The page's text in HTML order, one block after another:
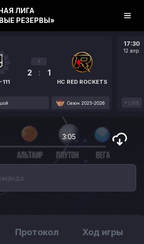
3
2 : 1
HC RED ROCKETS
Сезон 2025-2026
17:30
12 апр.
LIVE
ЛИГА
РЕЗЕРВЫ»
3:05
Протокол Ход игры